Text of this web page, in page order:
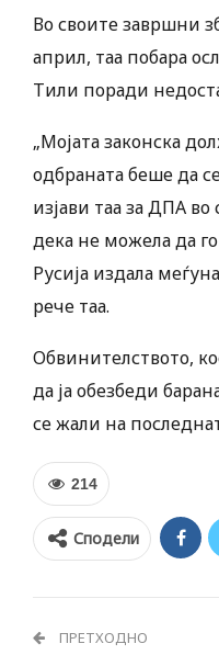
Во своите завршни
април, таа побара
Тили поради
„Мојата законска
одбраната беше да
изјави таа за ДПА
дека не можела да
Русија издала
рече таа.
Обвинителството,
да ја обезбеди
се жали на
214
Сподели
ПРЕТХОДНО